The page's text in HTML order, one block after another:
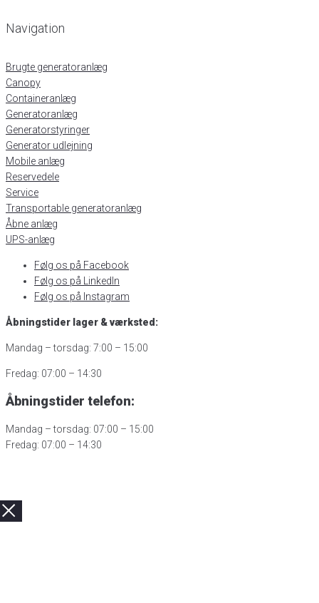
Navigation
Brugte generatoranlæg
Canopy
Containeranlæg
Generatoranlæg
Generatorstyringer
Generator udlejning
Mobile anlæg
Reservedele
Service
Transportable generatoranlæg
Åbne anlæg
UPS-anlæg
Følg os på Facebook
Følg os på LinkedIn
Følg os på Instagram
Åbningstider lager & værksted:
Mandag – torsdag: 7:00 – 15:00
Fredag: 07:00 – 14:30
Åbningstider telefon:
Mandag – torsdag: 07:00 – 15:00
Fredag: 07:00 – 14:30